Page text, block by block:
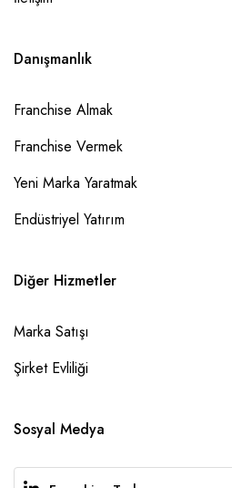
Danışmanlık
Franchise Almak
Franchise Vermek
Yeni Marka Yaratmak
Endüstriyel Yatırım
Diğer Hizmetler
Marka Satışı
Şirket Evliliği
Sosyal Medya